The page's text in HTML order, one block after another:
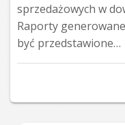
sprzedażowych w
Raporty
być przedstawione…